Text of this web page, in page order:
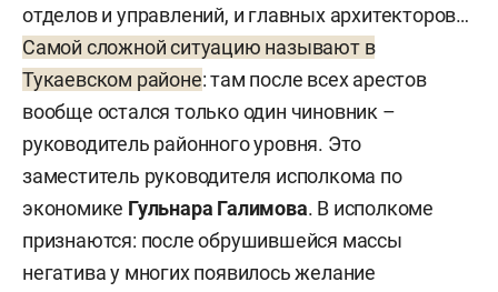
отделов и управлений, и главных архитекторов…
Самой сложной ситуацию называют в
Тукаевском районе: там после всех арестов
вообще остался только один чиновник –
руководитель районного уровня. Это
заместитель руководителя исполкома по
экономике Гульнара Галимова. В исполкоме
признаются: после обрушившейся массы
негатива у многих появилось желание